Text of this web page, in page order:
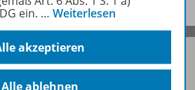
ein. … Weiterlesen
akzeptieren
Alle ablehnen